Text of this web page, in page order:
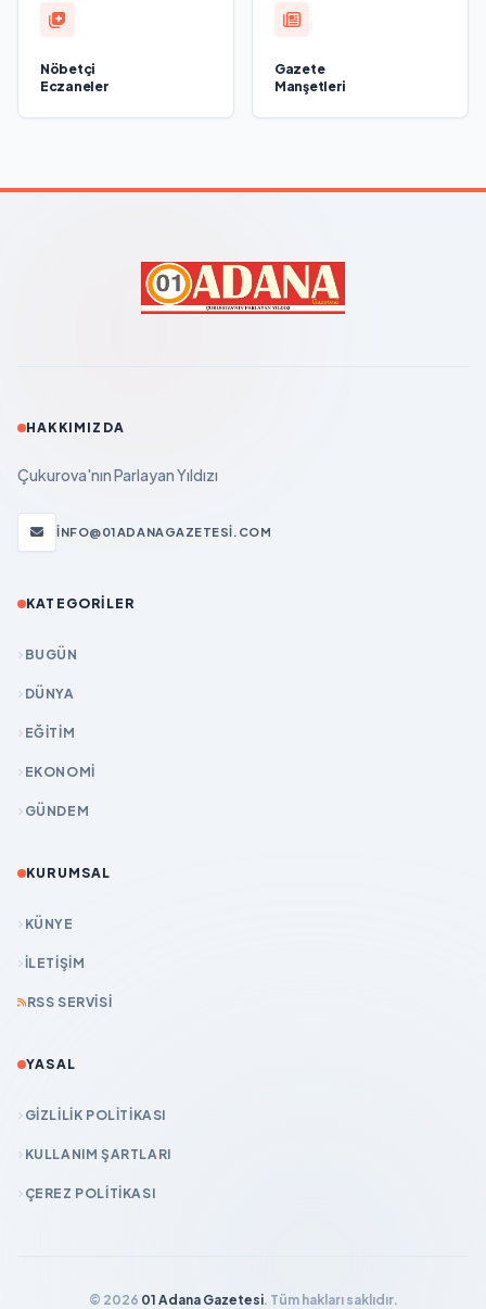
Nöbetçi
Eczaneler
Gazete
Manşetleri
HAKKIMIZDA
Çukurova'nın Parlayan Yıldızı
INFO@01ADANAGAZETESI.COM
KATEGORILER
BUGÜN
DÜNYA
EĞİTİM
EKONOMİ
GÜNDEM
KURUMSAL
KÜNYE
İLETIŞIM
RSS SERVISI
YASAL
GIZLILIK POLITIKASI
KULLANIM ŞARTLARI
ÇEREZ POLITIKASI
© 2026 01 Adana Gazetesi. Tüm hakları saklıdır.